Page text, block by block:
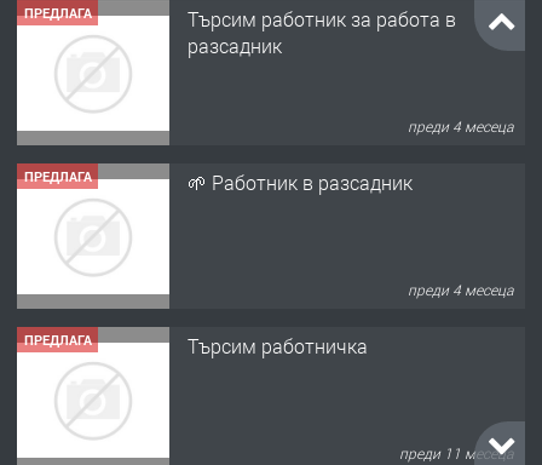
ПРЕДЛАГА
Търсим работник за работа в
разсадник
преди 4 месеца
ПРЕДЛАГА 🌱 Работник в разсадник
преди 4 месеца
ПРЕДЛАГА Търсим работничка
преди 11 месеца